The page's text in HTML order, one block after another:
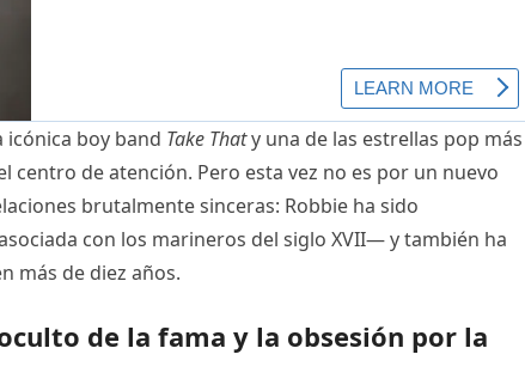
icónica boy band Take Thaty una de las estrellas pop más
centro de atención. Pero esta vez no es por un nuevo
brutalmente sinceras: Robbie ha sido
con los marineros del siglo XVII— y también ha
más de diez años.
de la fama y la obsesión por la